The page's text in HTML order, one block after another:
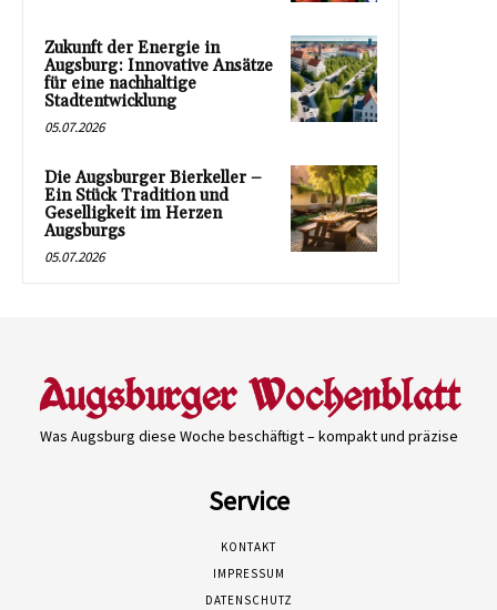
Zukunft der Energie in
Augsburg: Innovative Ansätze
für eine nachhaltige
Stadtentwicklung
05.07.2026
Die Augsburger Bierkeller –
Ein Stück Tradition und
Geselligkeit im Herzen
Augsburgs
05.07.2026
Was Augsburg diese Woche beschäftigt – kompakt und präzise
Service
KONTAKT
IMPRESSUM
DATENSCHUTZ